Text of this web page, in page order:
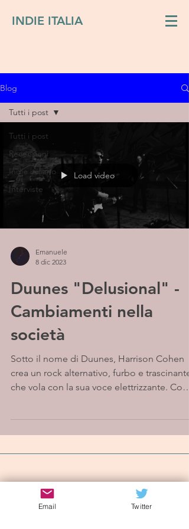
INDIE ITALIA
Blog
Tutti i post
Recensioni
Indie italiano
Interviste
Tutti i post
Load video
Emanuele
8 dic 2023
Duunes "Delusional" -
Cambiamenti nella
società
Sotto il nome di Duunes, Harrison Cohen
crea un rock alternativo, furbo e trascinante
che vola con la sua voce elettrizzante.
Iscriviti alla mailing list
Email Twitter